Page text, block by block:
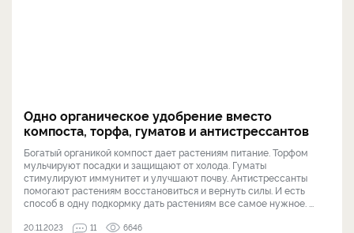
Одно органическое удобрение вместо
компоста, торфа, гуматов и антистрессантов
Богатый органикой компост дает растениям питание. Торфом
мульчируют посадки и защищают от холода. Гуматы
стимулируют иммунитет и улучшают почву. Антистрессанты
помогают растениям восстановиться и вернуть силы. И есть
способ в одну подкормку дать растениям все самое нужное. ...
20.11.2023 11 6646